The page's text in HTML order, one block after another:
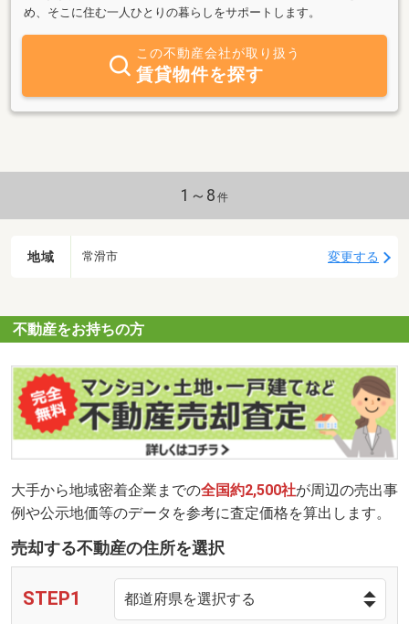
め、そこに住む一人ひとりの暮らしをサポートします。
この不動産会社が取り扱う
賃貸物件を探す
1～8 件
地域 常滑市 変更する
不動産をお持ちの方
大手から地域密着企業までの全国約2,500社が周辺の売出事
例や公示地価等のデータを参考に査定価格を算出します。
売却する不動産の住所を選択
STEP1